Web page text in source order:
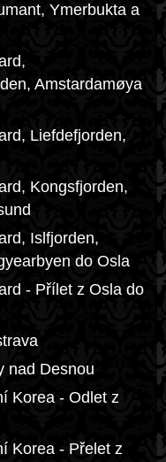
Ymerbukta a
Amstardamøya
Liefdefjorden,
Kongsfjorden,
Islfjorden,
do Osla
- Přílet z Osla do
nad Desnou
Korea - Odlet z
Korea - Přelet z